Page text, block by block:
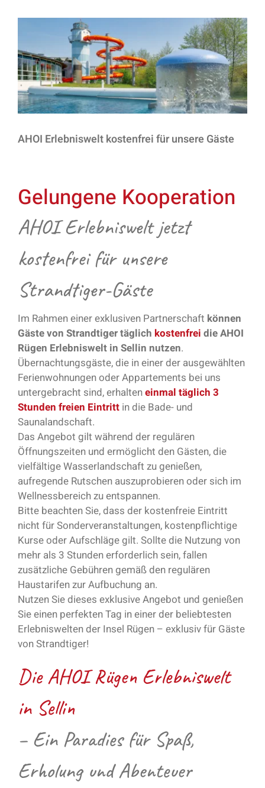
Bild
AHOI Erlebniswelt kostenfrei für unsere Gäste
Gelungene Kooperation
AHOI Erlebniswelt jetzt
kostenfrei für unsere
Strandtiger-Gäste
Im Rahmen einer exklusiven Partnerschaft können
Gäste von Strandtiger täglich kostenfrei die AHOI
Rügen Erlebniswelt in Sellin nutzen.
Übernachtungsgäste, die in einer der ausgewählten
Ferienwohnungen oder Appartements bei uns
untergebracht sind, erhalteneinmal täglich 3
Stunden freien Eintrittin die Bade- und
Saunalandschaft.
Das Angebot gilt während der regulären
Öffnungszeiten und ermöglicht den Gästen, die
vielfältige Wasserlandschaft zu genießen,
aufregende Rutschen auszuprobieren oder sich im
Wellnessbereich zu entspannen.
Bitte beachten Sie, dass der kostenfreie Eintritt
nicht für Sonderveranstaltungen, kostenpflichtige
Kurse oder Aufschläge gilt. Sollte die Nutzung von
mehr als 3 Stunden erforderlich sein, fallen
zusätzliche Gebühren gemäß den regulären
Haustarifen zur Aufbuchung an.
Nutzen Sie dieses exklusive Angebot und genießen
Sie einen perfekten Tag in einer der beliebtesten
Erlebniswelten der Insel Rügen – exklusiv für Gäste
von Strandtiger!
Die AHOI Rügen Erlebniswelt
in Sellin
– Ein Paradies für Spaß,
Erholung und Abenteuer